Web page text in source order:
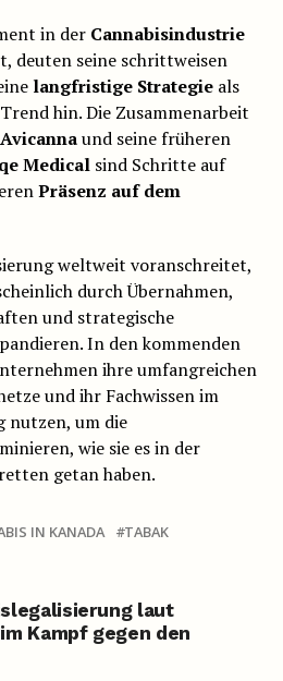
in der Cannabisindustrie
deuten seine schrittweisen
langfristige Strategieals
hin. Die Zusammenarbeit
Avicannaund seine früheren
Medicalsind Schritte auf
Präsenz auf dem
weltweit voranschreitet,
durch Übernahmen,
und strategische
In den kommenden
ihre umfangreichen
und ihr Fachwissen im
nutzen, um die
wie sie es in der
getan haben.
IN KANADA TABAK
laut
Kampf gegen den